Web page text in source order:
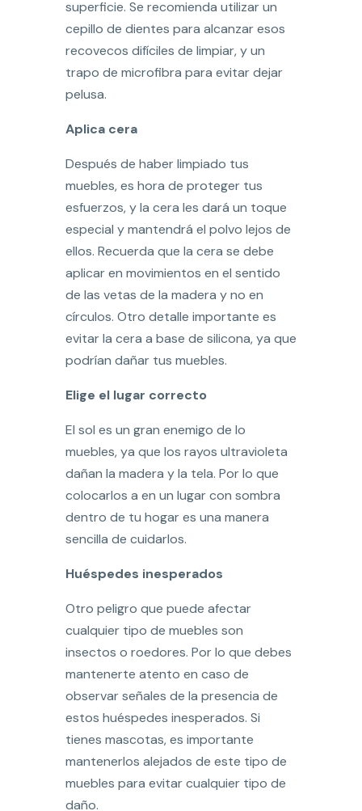
superficie. Se recomienda utilizar un
cepillo de dientes para alcanzar esos
recovecos difíciles de limpiar, y un
trapo de microfibra para evitar dejar
pelusa.
Aplica cera
Después de haber limpiado tus
muebles, es hora de proteger tus
esfuerzos, y la cera les dará un toque
especial y mantendrá el polvo lejos de
ellos. Recuerda que la cera se debe
aplicar en movimientos en el sentido
de las vetas de la madera y no en
círculos. Otro detalle importante es
evitar la cera a base de silicona, ya que
podrían dañar tus muebles.
Elige el lugar correcto
El sol es un gran enemigo de lo
muebles, ya que los rayos ultravioleta
dañan la madera y la tela. Por lo que
colocarlos a en un lugar con sombra
dentro de tu hogar es una manera
sencilla de cuidarlos.
Huéspedes inesperados
Otro peligro que puede afectar
cualquier tipo de muebles son
insectos o roedores. Por lo que debes
mantenerte atento en caso de
observar señales de la presencia de
estos huéspedes inesperados. Si
tienes mascotas, es importante
mantenerlos alejados de este tipo de
muebles para evitar cualquier tipo de
daño.